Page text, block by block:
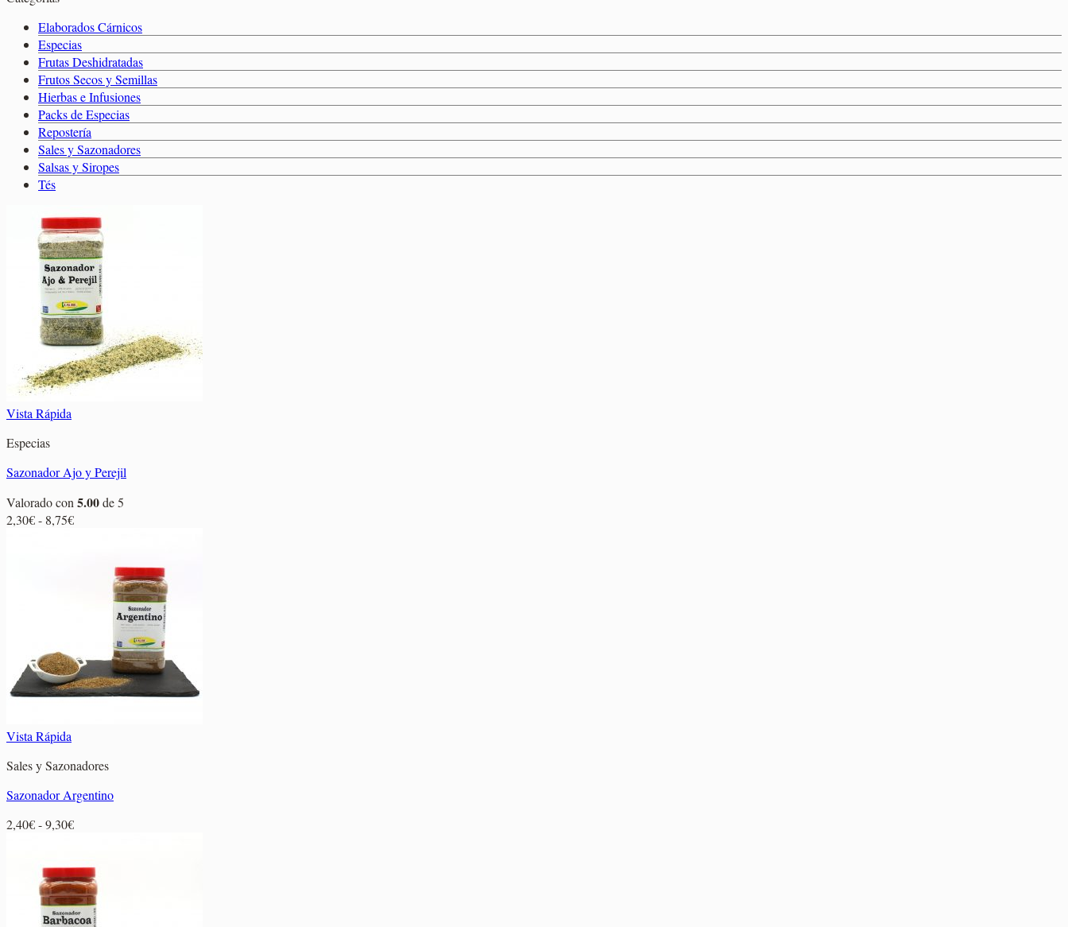
No hay productos en el carrito.
Volver a la tienda
Carrito
No hay productos en el carrito.
Volver a la tienda
Salsas y Siropes
Elaborados Cárnicos
Especias
Frutas Deshidratadas
Frutos Secos y Semillas
Hierbas e Infusiones
Packs de Especias
Repostería
Sales y Sazonadores
Salsas y Siropes
Tés
Vista Rápida
Especias
Sazonador Ajo y Perejil
Valorado con 5.00de 5
2,30€- 8,75€Rango
Vista Rápida
Sales y Sazonadores
Sazonador Argentino
2,40€-9,30€Rango
desde
2,40€
hasta
9,30€